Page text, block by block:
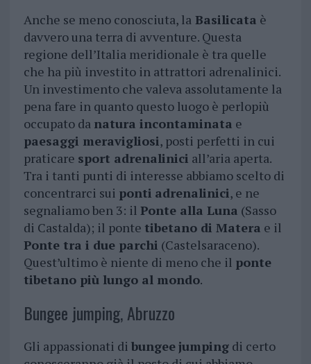
Anche se meno conosciuta, laBasilicata è
davvero una terra di avventure. Questa
regione dell’Italia meridionale è tra quelle
che ha più investito in attrattori adrenalinici.
Un investimento che valeva assolutamente la
pena fare in quanto questo luogo è perlopiù
occupato da natura incontaminata e
paesaggi meravigliosi, posti perfetti in cui
praticare sport adrenalinici all’aria aperta.
Tra i tanti punti di interesse abbiamo scelto di
concentrarci sui ponti adrenalinici, e ne
segnaliamo ben 3: il Ponte alla Luna (Sasso
di Castalda); il ponte tibetano di Matera e il
Ponte tra i due parchi (Castelsaraceno).
Quest’ultimo è niente di meno che il ponte
tibetano più lungo al mondo.
Bungee jumping, Abruzzo
Gli appassionati di bungeejumpingdi certo